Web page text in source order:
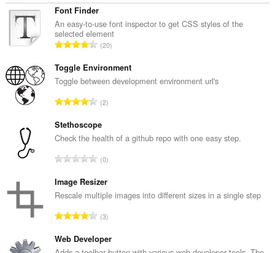
Font Finder
An easy-to-use font inspector to get CSS styles of the
selected element
Ö
s
z
s
r
t
é
k
e
l
é
s
z
20
Toggle Environment
Toggle between development environment url's
Ö
s
z
s
r
t
é
k
e
l
2
Stethoscope
Check the health of a github repo with one easy step.
Ö
s
z
s
r
0
Image Resizer
Rescale multiple images into different sizes in a single step
Ö
s
3
Web Developer